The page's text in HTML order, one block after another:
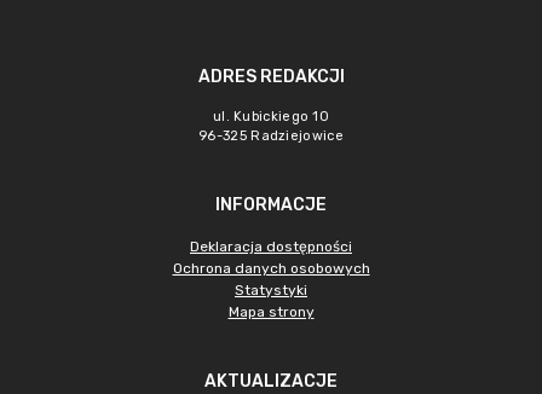
ADRES REDAKCJI
ul. Kubickiego 10
96-325 Radziejowice
INFORMACJE
Deklaracja dostępności
Ochrona danych osobowych
Statystyki
Mapa strony
AKTUALIZACJE